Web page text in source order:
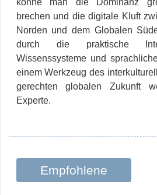
könne man die Dominanz
brechen und die digitale Kluft
Norden und dem Globalen
durch die praktische
Wissenssysteme und
einem Werkzeug des
gerechten globalen Zukunft
Experte.
Empfohlene